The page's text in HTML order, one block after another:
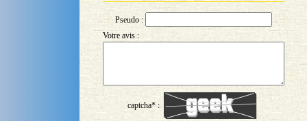
Pseudo :
Votre avis :
captcha* :